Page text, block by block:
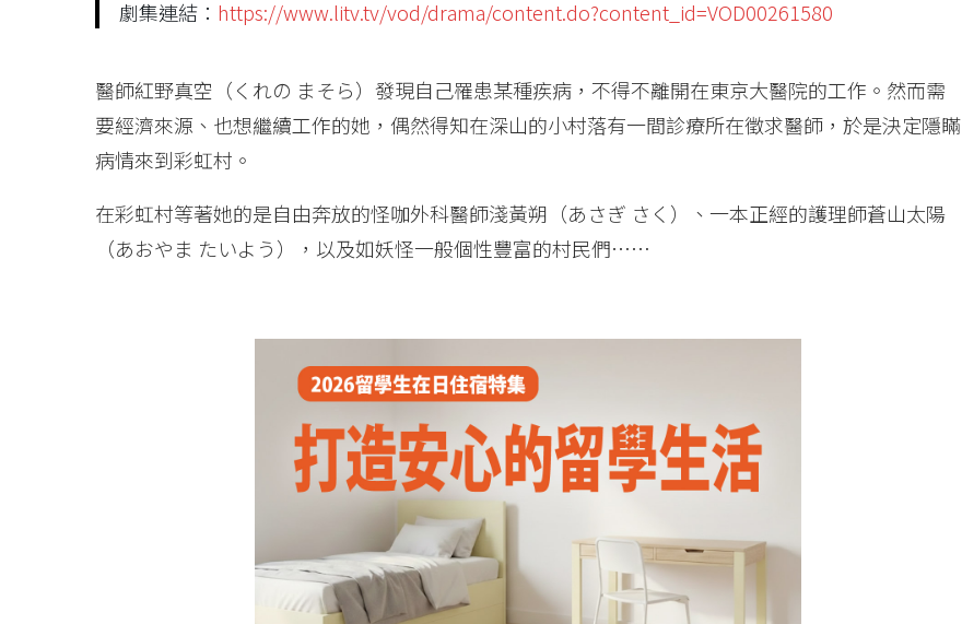
劇集連結： https://www.litv.tv/vod/drama/content.do?content_id=VOD00261580
醫師紅野真空（くれの まそら）發現自己罹患某種疾病，不得不離開在東京大醫院的工作。然而需
要經濟來源、也想繼續工作的她，偶然得知在深山的小村落有一間診療所在徵求醫師，於是決定隱瞞
病情來到彩虹村。
在彩虹村等著她的是自由奔放的怪咖外科醫師淺黃朔（あさぎ さく）、一本正經的護理師蒼山太陽
（あおやま たいよう），以及如妖怪一般個性豐富的村民們……